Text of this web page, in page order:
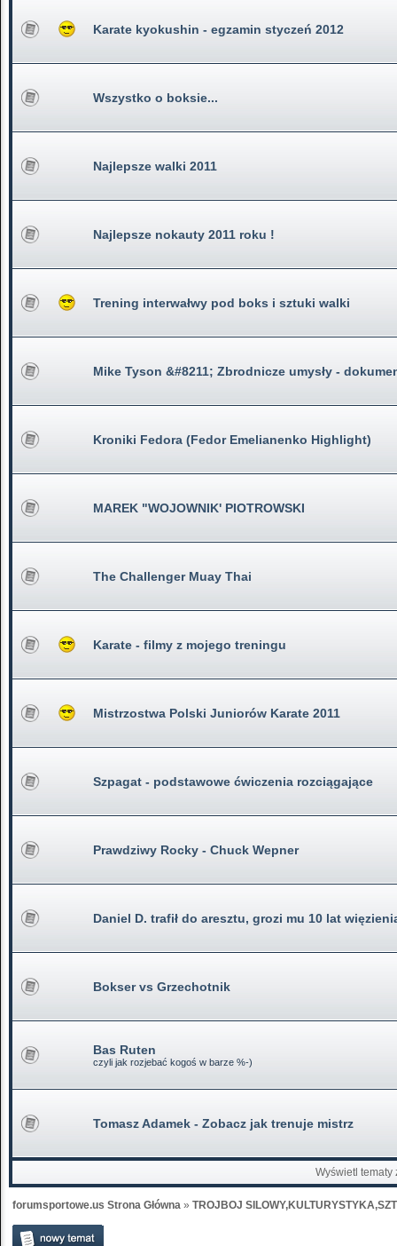
Karate kyokushin - egzamin styczeń 2012
Wszystko o boksie...
Najlepsze walki 2011
Najlepsze nokauty 2011 roku !
Trening interwałwy pod boks i sztuki walki
Mike Tyson &#8211; Zbrodnicze umysły -
Kroniki Fedora (Fedor Emelianenko Highlight)
MAREK "WOJOWNIK' PIOTROWSKI
The Challenger Muay Thai
Karate - filmy z mojego treningu
Mistrzostwa Polski Juniorów Karate 2011
Szpagat - podstawowe ćwiczenia rozciągające
Prawdziwy Rocky - Chuck Wepner
Daniel D. trafił do aresztu, grozi mu 10 lat
Bokser vs Grzechotnik
Bas Ruten
czyli jak rozjebać kogoś w barze %-)
Tomasz Adamek - Zobacz jak trenuje mistrz
Wyświetl tematy
forumsportowe.us Strona Główna » TROJBOJ